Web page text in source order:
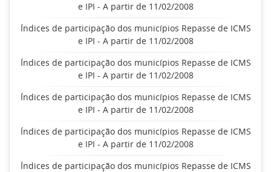
e IPI - A partir de 11/02/2008
Índices de participação dos municípios Repasse de ICMS
e IPI - A partir de 11/02/2008
Índices de participação dos municípios Repasse de ICMS
e IPI - A partir de 11/02/2008
Índices de participação dos municípios Repasse de ICMS
e IPI - A partir de 11/02/2008
Índices de participação dos municípios Repasse de ICMS
e IPI - A partir de 11/02/2008
Índices de participação dos municípios Repasse de ICMS